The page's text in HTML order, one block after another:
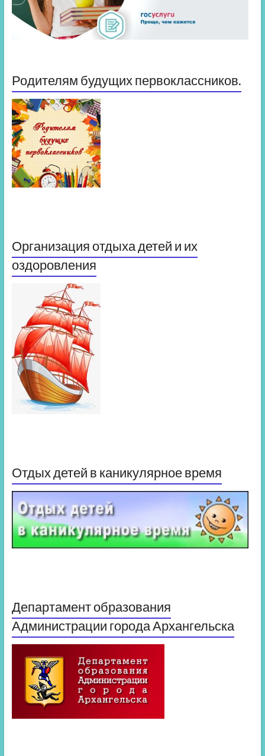
Родителям будущих первоклассников.
Организация отдыха детей и их
оздоровления
Отдых детей в каникулярное время
Департамент образования
Администрации города Архангельска